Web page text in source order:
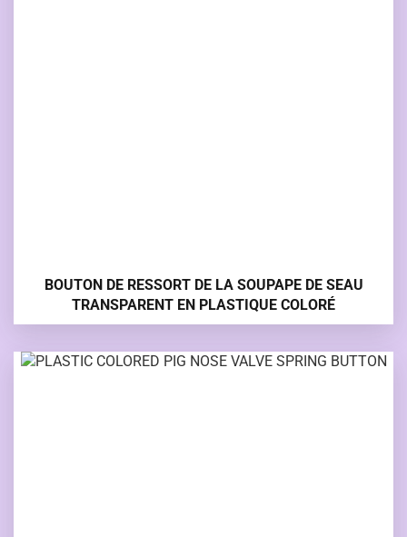
BOUTON DE RESSORT DE LA SOUPAPE DE SEAU
TRANSPARENT EN PLASTIQUE COLORÉ